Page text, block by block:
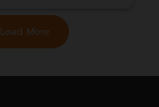
Load More